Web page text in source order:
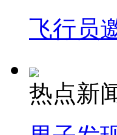
飞行员
热点新